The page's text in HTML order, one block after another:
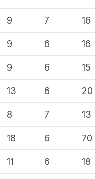
9 7 16
9 6 16
9 6 15
13 6 20
8 7 13
18 6 70
11 6 18